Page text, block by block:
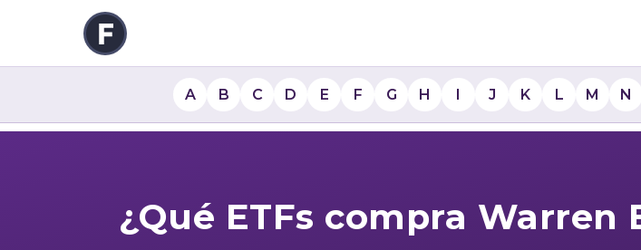
A B C D E F G H I J K L M N
¿Qué ETFs compra